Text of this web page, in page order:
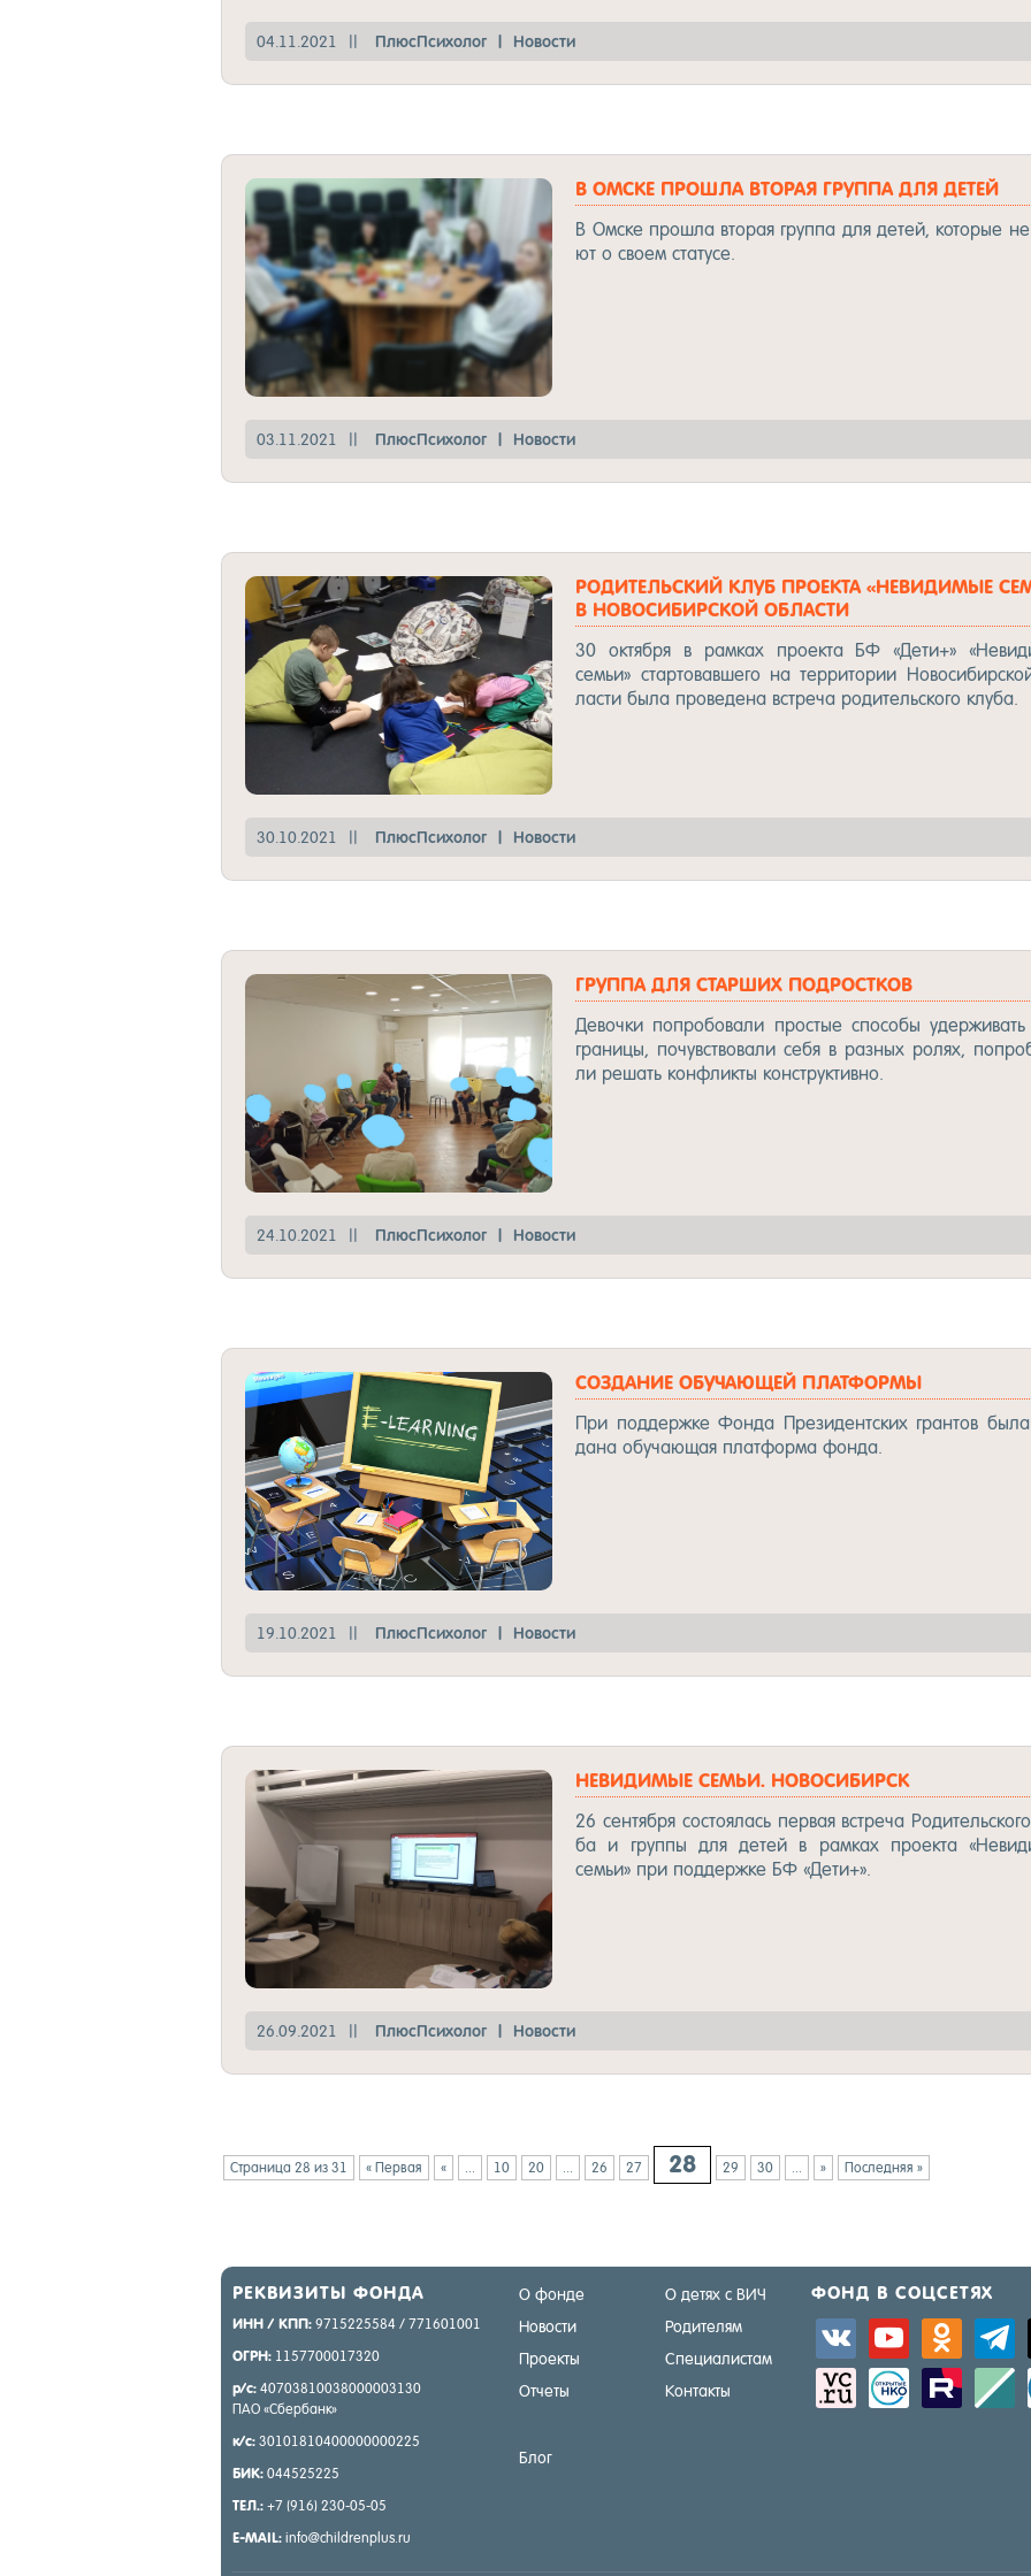
04.11.2021 Плюс­Пси­хо­лог | Но­вос­ти
В ОМ­СКЕ ПРОШ­ЛА ВТО­РАЯ ГРУП­ПА ДЛЯ ДЕ­ТЕЙ
В Ом­ске прош­ла вто­рая груп­па для де­тей, ко­то­рые
ют о сво­ем ста­ту­се.
03.11.2021 Плюс­Пси­хо­лог | Но­вос­ти
РО­ДИТЕЛЬ­СКИЙ КЛУБ ПРО­ЕК­ТА «НЕ­ВИДИ­МЫЕ
В НО­ВОСИ­БИР­СКОЙ ОБ­ЛАСТИ
30 ок­тяб­ря в рам­ках про­ек­та БФ «Де­ти+»
семьи» стар­то­вав­ше­го на тер­ри­то­рии
лас­ти бы­ла про­ве­де­на встре­ча ро­ди­тель­ско­го клу­ба.
30.10.2021 Плюс­Пси­хо­лог | Но­вос­ти
ГРУП­ПА ДЛЯ СТАР­ШИХ ПОД­РОС­ТКОВ
Де­воч­ки поп­ро­бо­ва­ли прос­тые спо­со­бы удер­жи­вать
гра­ни­цы, по­чувс­тво­ва­ли се­бя в раз­ных ро­лях,
ли ре­шать кон­флик­ты конс­трук­тив­но.
24.10.2021 Плюс­Пси­хо­лог | Но­вос­ти
CОЗ­ДА­НИЕ ОБУ­ЧА­ЮЩЕЙ ПЛАТ­ФОРМЫ
При под­дер­жке Фон­да Пре­зи­дент­ских гран­тов
да­на обу­ча­ющая плат­фор­ма фон­да.
19.10.2021 Плюс­Пси­хо­лог | Но­вос­ти
НЕ­ВИДИ­МЫЕ СЕМЬИ. НО­ВОСИ­БИРСК
26 сен­тяб­ря сос­то­ялась пер­вая встре­ча
ба и груп­пы для де­тей в рам­ках про­ек­та
семьи» при под­дер­жке БФ «Де­ти+».
26.09.2021 Плюс­Пси­хо­лог | Но­вос­ти
Страница 28 из 31 « Первая « 10 20 26 27 28 29 30 » Последняя »
РЕК­ВИ­ЗИТЫ ФОН­ДА
ИНН / КПП: 9715225584 / 771601001
ОГРН: 1157700017320
р/с: 40703810038000003130
ПАО «Сбер­банк»
к/с: 30101810400000000225
БИК: 044525225
ТЕЛ.: +7 (916) 230-05-05
E-MAIL: info@childrenplus.ru
О фонде
Новости
Проекты
Отчеты
Блог
О детях с ВИЧ
Родителям
Специалистам
Контакты
ФОНД В СОЦ­СЕ­ТЯХ
vkontakteyoutube odnoklassniki
sitemap activity zerply standard